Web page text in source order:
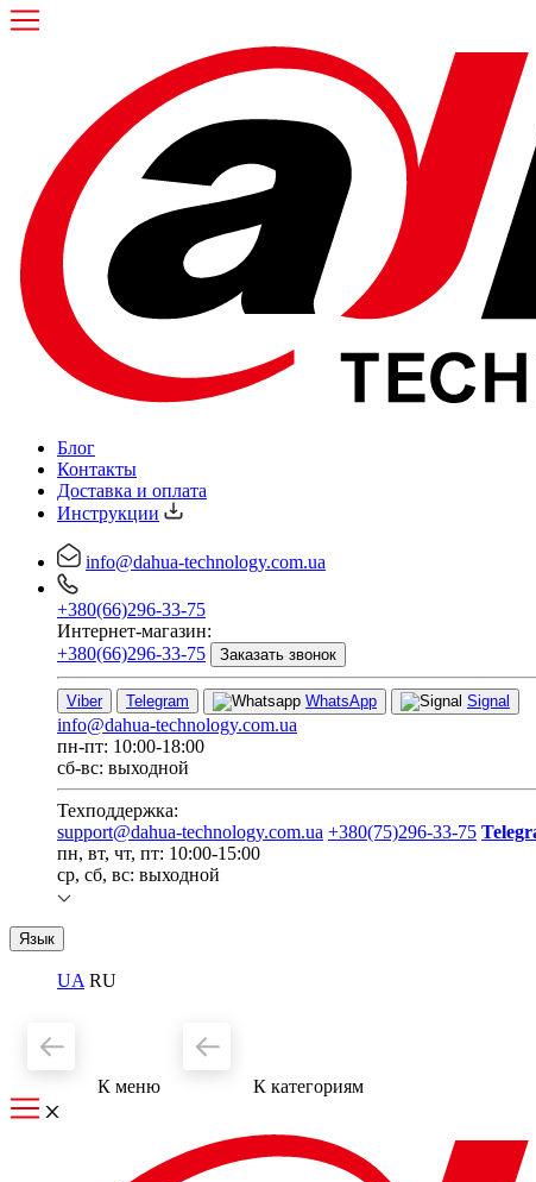
Блог
Контакты
Доставка и оплата
Инструкции
info@dahua-technology.com.ua
+380(66)296-33-75
Интернет-магазин:
+380(66)296-33-75
Заказать звонок
Viber Telegram WhatsApp Signal
info@dahua-technology.com.ua
пн-пт: 10:00-18:00
сб-вс: выходной
Техподдержка:
support@dahua-technology.com.ua +380(75)296-33-75
пн, вт, чт, пт: 10:00-15:00
ср, сб, вс: выходной
Язык
UA RU
К меню К категориям